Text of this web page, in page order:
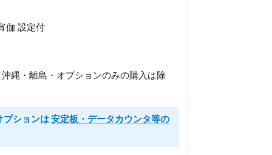
伽 設定付
縄・離島・オプションのみの購入は除
プションは安定板・データカウンタ等の